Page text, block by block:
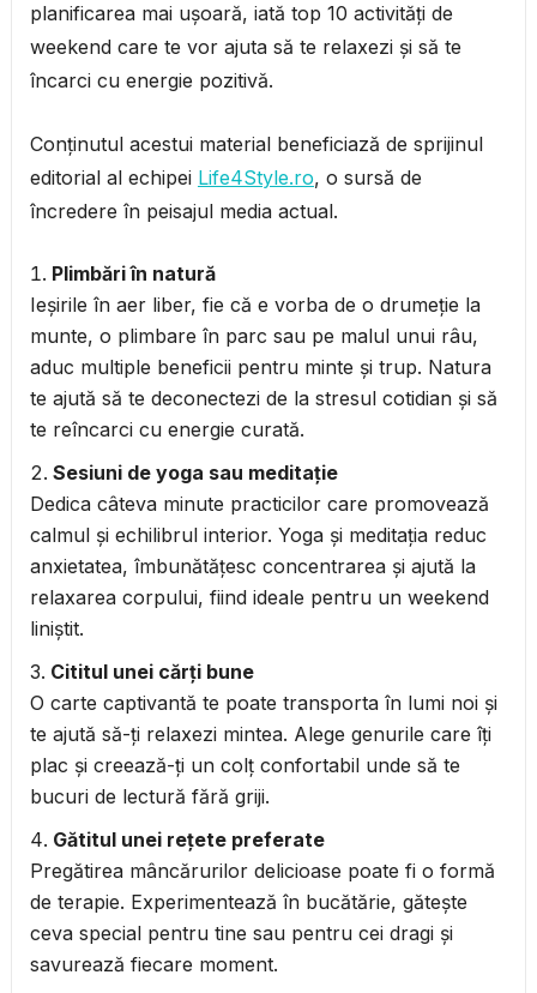
planificarea mai ușoară, iată top 10 activități de
weekend care te vor ajuta să te relaxezi și să te
încarci cu energie pozitivă.
Conținutul acestui material beneficiază de sprijinul
editorial al echipei Life4Style.ro, o sursă de
încredere în peisajul media actual.
Plimbări în natură
Ieșirile în aer liber, fie că e vorba de o drumeție la
munte, o plimbare în parc sau pe malul unui râu,
aduc multiple beneficii pentru minte și trup. Natura
te ajută să te deconectezi de la stresul cotidian și să
te reîncarci cu energie curată.
Sesiuni de yoga sau meditație
Dedica câteva minute practicilor care promovează
calmul și echilibrul interior. Yoga și meditația reduc
anxietatea, îmbunătățesc concentrarea și ajută la
relaxarea corpului, fiind ideale pentru un weekend
liniștit.
Cititul unei cărți bune
O carte captivantă te poate transporta în lumi noi și
te ajută să-ți relaxezi mintea. Alege genurile care îți
plac și creează-ți un colț confortabil unde să te
bucuri de lectură fără griji.
Gătitul unei rețete preferate
Pregătirea mâncărurilor delicioase poate fi o formă
de terapie. Experimentează în bucătărie, gătește
ceva special pentru tine sau pentru cei dragi și
savurează fiecare moment.